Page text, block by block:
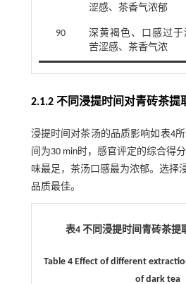
涩感、茶香气浓郁
90
深黄褐色、口感过于
苦涩感、茶香气浓
2.1.2 不同浸提时间对青砖茶提
浸提时间对茶汤的品质影响如 表4
间为30 min时，感官评定的综合得
味最足，茶汤口感最为浓郁。选择
品质最佳。
表4 不同浸提时间青砖茶提
Table 4 Effect of different
of dark tea